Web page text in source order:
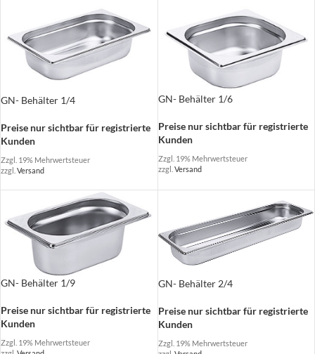
GN- Behälter 1/4
Preise nur sichtbar für registrierte
Kunden
Zzgl. 19% Mehrwertsteuer
zzgl. Versand
GN- Behälter 1/6
Preise nur sichtbar für registrierte
Kunden
Zzgl. 19% Mehrwertsteuer
zzgl. Versand
GN- Behälter 1/9
Preise nur sichtbar für registrierte
Kunden
Zzgl. 19% Mehrwertsteuer
GN- Behälter 2/4
Preise nur sichtbar für registrierte
Kunden
Zzgl. 19% Mehrwertsteuer